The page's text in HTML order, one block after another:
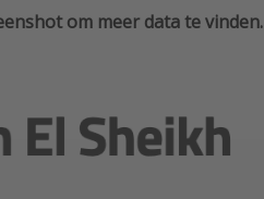
om meer data te vinden.